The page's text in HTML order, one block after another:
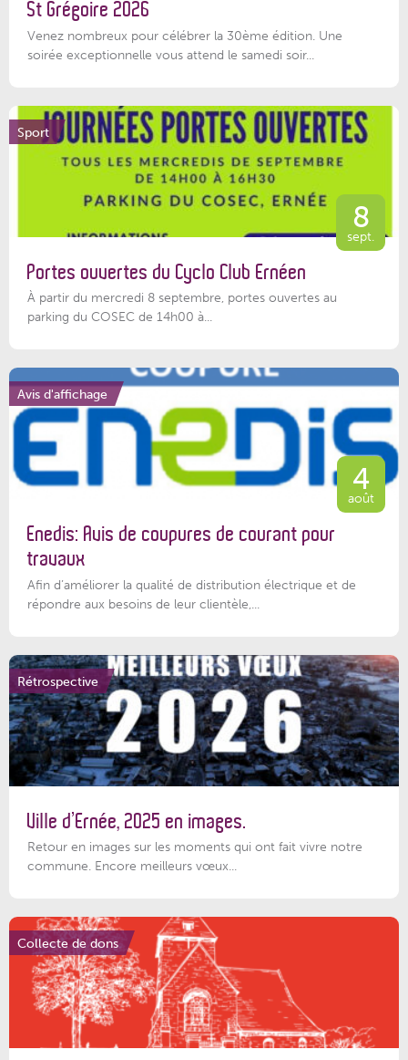
St Grégoire 2026
Venez nombreux pour célébrer la 30ème édition. Une
soirée exceptionnelle vous attend le samedi soir...
Sport
8
sept.
Portes ouvertes du Cyclo Club Ernéen
À partir du mercredi 8 septembre, portes ouvertes au
parking du COSEC de 14h00 à...
Avis d'affichage
4
août
Enedis: Avis de coupures de courant pour
travaux
Afin d’améliorer la qualité de distribution électrique et de
répondre aux besoins de leur clientèle,...
Rétrospective
Ville d’Ernée, 2025 en images.
Retour en images sur les moments qui ont fait vivre notre
commune. Encore meilleurs vœux...
Collecte de dons